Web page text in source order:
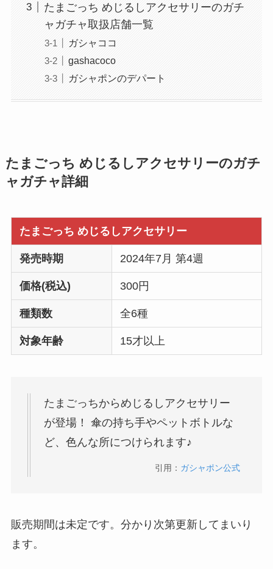
たまごっち めじるしアクセサリーのガチ
ャガチャ取扱店舗一覧
ガシャココ
gashacoco
ガシャポンのデパート
たまごっち めじるしアクセサリーのガチ
ャガチャ詳細
たまごっち めじるしアクセサリー
発売時期 2024年7月 第4週
価格(税込) 300円
種類数 全6種
対象年齢 15才以上
たまごっちからめじるしアクセサリー
が登場！ 傘の持ち手やペットボトルな
ど、色んな所につけられます♪
引用： ガシャポン公式
販売期間は未定です。分かり次第更新してまいり
ます。